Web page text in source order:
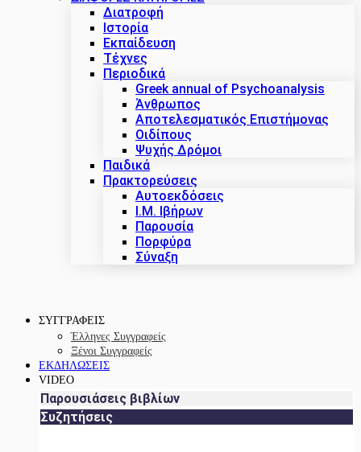
Διατροφή
Ιστορία
Εκπαίδευση
Τέχνες
Περιοδικά
Greek annual of Psychoanalysis
Άνθρωπος
Αποτελεσματικός Επιστήμονας
Οιδίπους
Ψυχής Δρόμοι
Παιδικά
Πρακτoρεύσεις
Αυτοεκδόσεις
Ι.Μ. Ιβήρων
Παρουσία
Πορφύρα
Σύναξη
ΣΥΓΓΡΑΦΕΙΣ
Έλληνες Συγγραφείς
Ξένοι Συγγραφείς
ΕΚΔΗΛΩΣΕΙΣ
VIDEO
Παρουσιάσεις βιβλίων
Συζητήσεις